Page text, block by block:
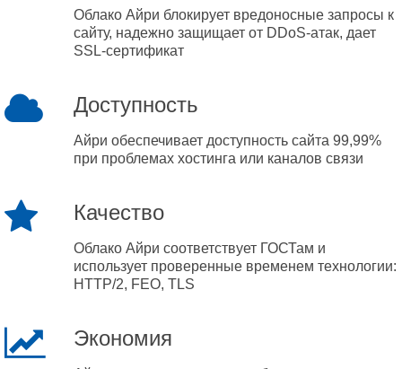
Облако Айри блокирует вредоносные запросы к
сайту, надежно защищает от DDoS-атак, дает
SSL-сертификат
Доступность
Айри обеспечивает доступность сайта 99,99%
при проблемах хостинга или каналов связи
Качество
Облако Айри соответствует ГОСТам и
использует проверенные временем технологии:
HTTP/2, FEO, TLS
Экономия